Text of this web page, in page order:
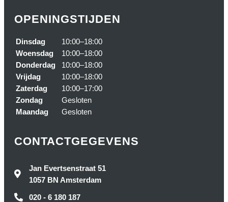
CONTACTGEGEVENS
Jan Evertsenstraat 51
1057 BN Amsterdam
020 - 6 180 187
OPENINGSTIJDEN
Dinsdag
10:00–18:00
Woensdag
10:00–18:00
Donderdag
10:00–18:00
Vrijdag
10:00–18:00
Zaterdag
10:00–17:00
Zondag
Gesloten
Maandag
Gesloten